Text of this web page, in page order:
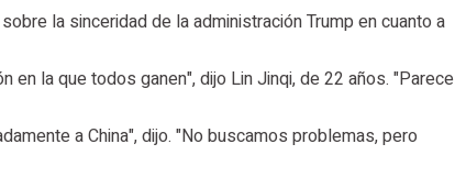
la sinceridad de la administración Trump en cuanto a
en la que todos ganen", dijo Lin Jinqi, de 22 años. "Parece
a China", dijo. "No buscamos problemas, pero